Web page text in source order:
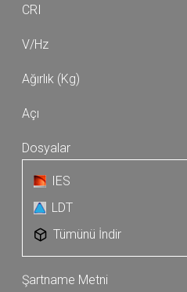
IES
LDT
Tümünü İndir